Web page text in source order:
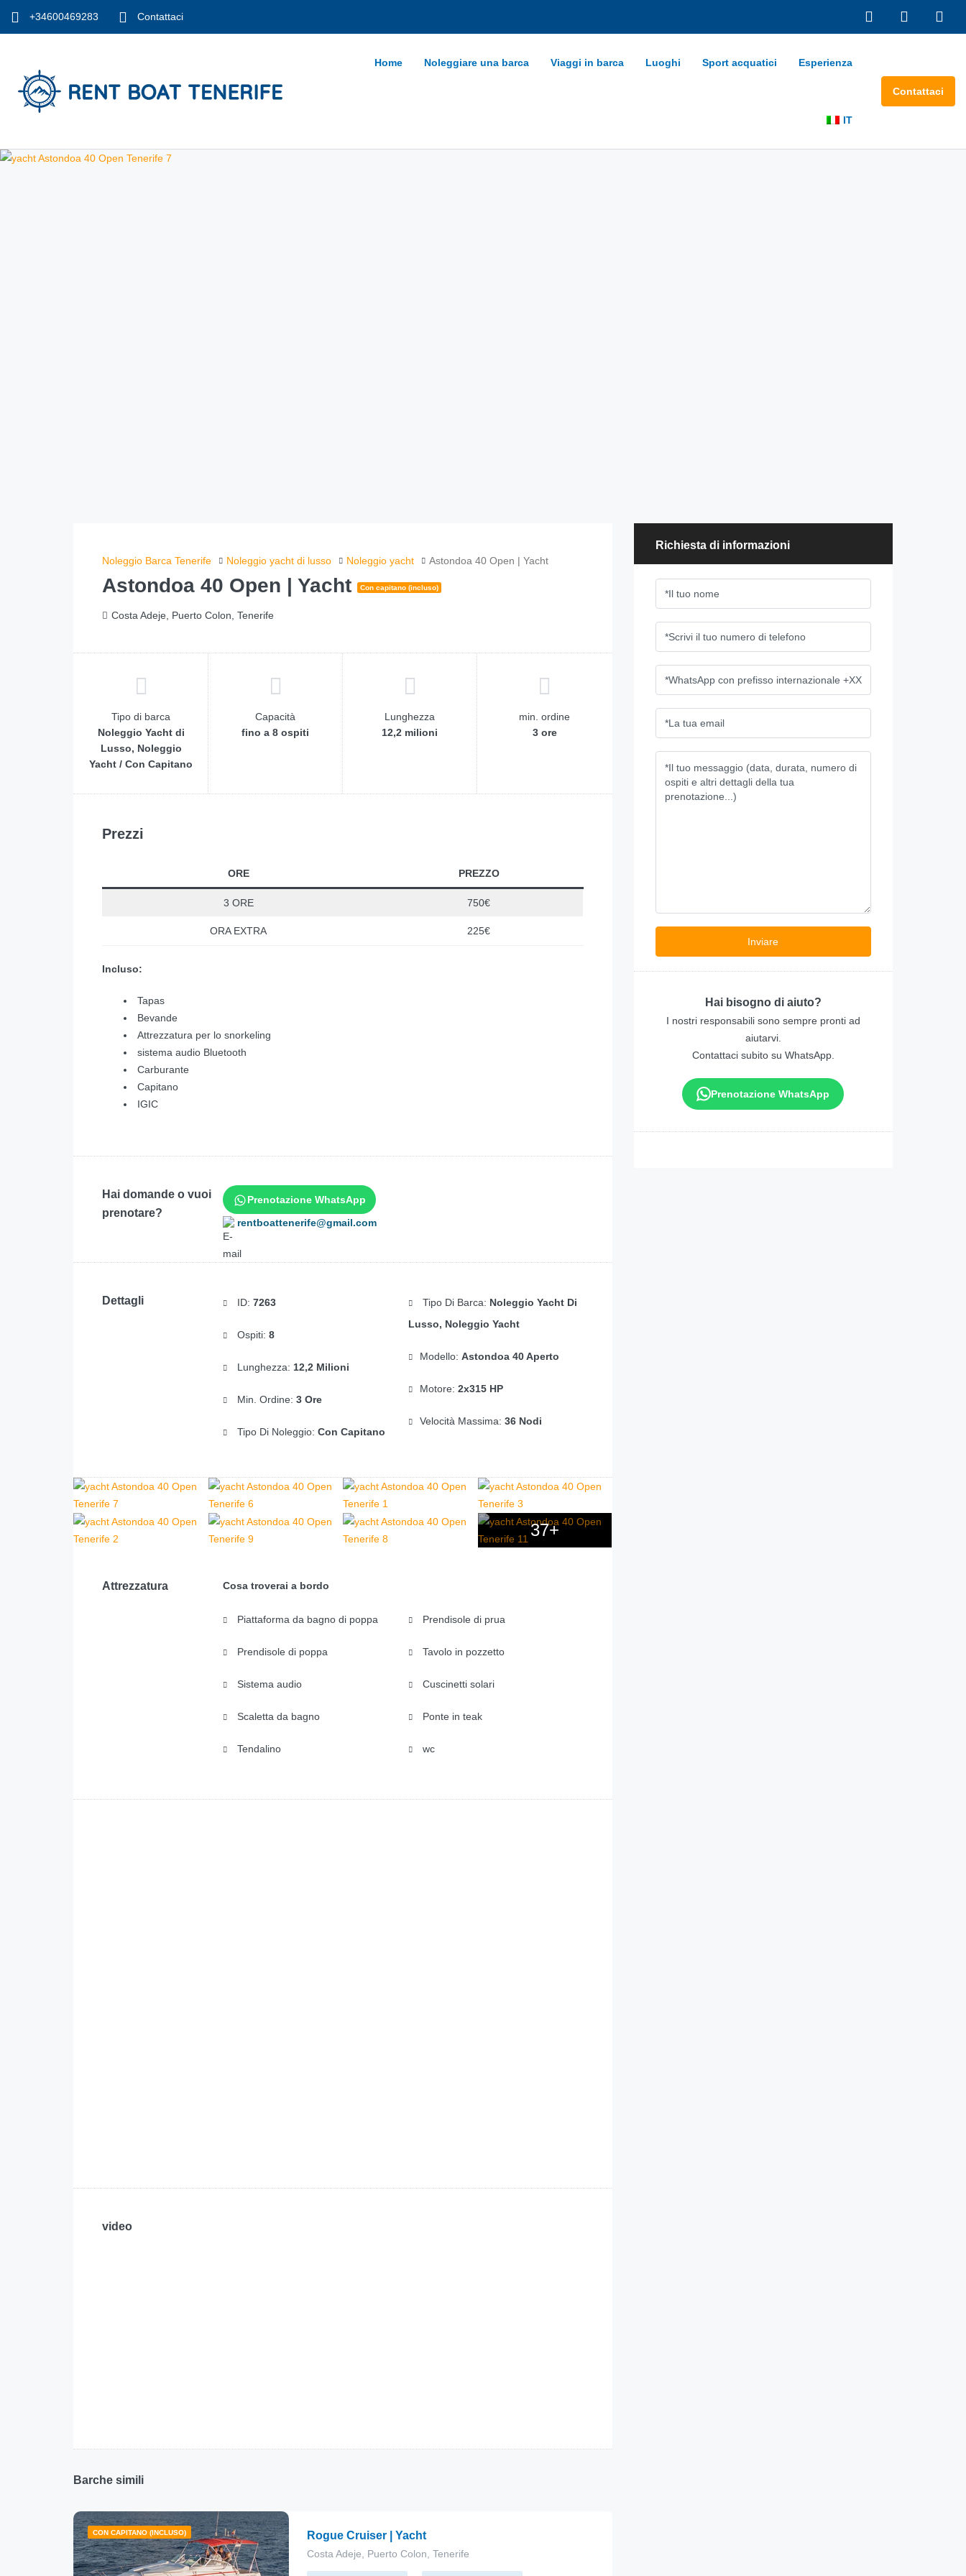
+34600469283 Contattaci
Home Noleggiare una barca Viaggi in barca Luoghi Sport acquatici Esperienza
IT
Contattaci
Noleggio Barca Tenerife Noleggio yacht di lusso Noleggio yacht Astondoa 40 Open | Yacht
Astondoa 40 Open | Yacht Con capitano (incluso)
Costa Adeje, Puerto Colon, Tenerife
Tipo di barca
Noleggio Yacht di
Lusso, Noleggio
Yacht / Con Capitano
Capacità
fino a 8 ospiti
Lunghezza
12,2 milioni
min. ordine
3 ore
Prezzi
ORE PREZZO
3 ORE 750€
ORA EXTRA 225€
Incluso:
Tapas
Bevande
Attrezzatura per lo snorkeling
sistema audio Bluetooth
Carburante
Capitano
IGIC
Hai domande o vuoi
prenotare?
Prenotazione WhatsApp
rentboattenerife@gmail.com
Dettagli ID: 7263
Ospiti: 8
Lunghezza: 12,2 Milioni
Min. Ordine: 3 Ore
Tipo Di Noleggio: Con Capitano
Tipo Di Barca: Noleggio Yacht Di
Lusso, Noleggio Yacht
Modello: Astondoa 40 Aperto
Motore: 2x315 HP
Velocità Massima: 36 Nodi
37+
Attrezzatura Cosa troverai a bordo
Piattaforma da bagno di poppa
Prendisole di poppa
Sistema audio
Scaletta da bagno
Tendalino
Prendisole di prua
Tavolo in pozzetto
Cuscinetti solari
Ponte in teak
wc
video
Barche simili
CON CAPITANO (INCLUSO) Rogue Cruiser | Yacht
Costa Adeje, Puerto Colon, Tenerife
Richiesta di informazioni
Hai bisogno di aiuto?
I nostri responsabili sono sempre pronti ad
aiutarvi.
Contattaci subito su WhatsApp.
Prenotazione WhatsApp